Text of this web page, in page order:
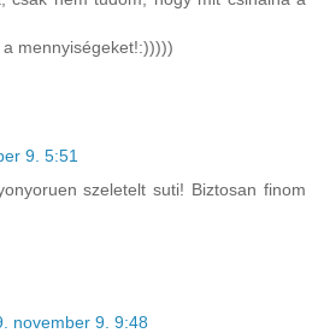
mennyiségeket!:)))))
9. 5:51
szeletelt suti! Biztosan finom
november 9. 9:48